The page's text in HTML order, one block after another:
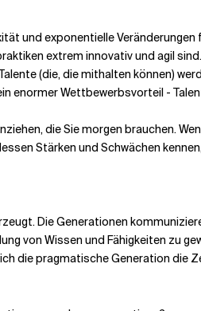
und exponentielle Veränderungen
extrem innovativ und agil
(die, die mithalten können)
enormer Wettbewerbsvorteil -
die Sie morgen brauchen.
Stärken und Schwächen
Die Generationen
von Wissen und Fähigkeiten zu
die pragmatische Generation die